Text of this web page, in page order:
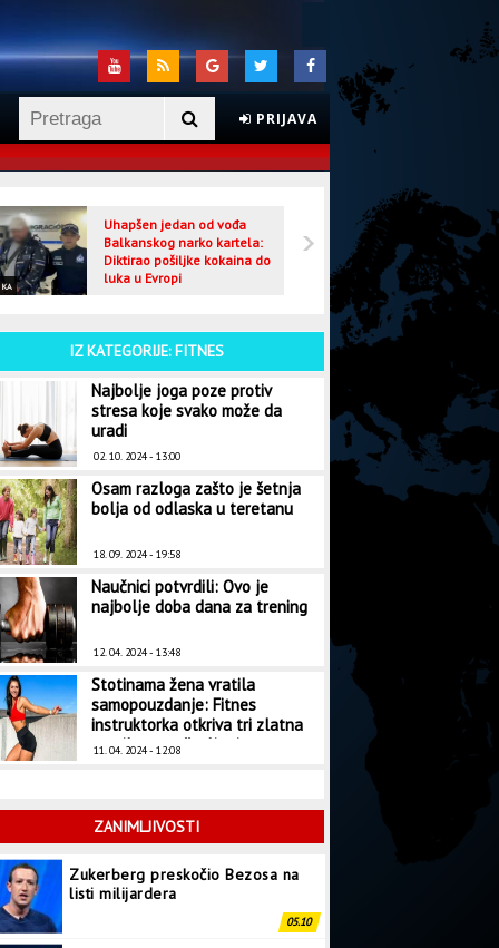
PRIJAVA
Uhapšen jedan od vođa
Balkanskog narko kartela:
Diktirao pošiljke kokaina do
luka u Evropi
CRNA HRONIKA
IZ KATEGORIJE: FITNES
Najbolje joga poze protiv
stresa koje svako može da
uradi
02. 10. 2024 - 13:00
Osam razloga zašto je šetnja
bolja od odlaska u teretanu
18. 09. 2024 - 19:58
Naučnici potvrdili: Ovo je
najbolje doba dana za trening
12. 04. 2024 - 13:48
Stotinama žena vratila
samopouzdanje: Fitnes
instruktorka otkriva tri zlatna
pravila za mršavljenje
11. 04. 2024 - 12:08
ZANIMLJIVOSTI
Zukerberg preskočio Bezosa na
listi milijardera
05.10